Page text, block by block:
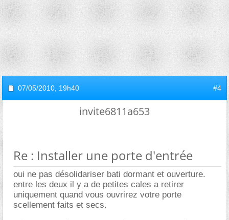
07/05/2010, 19h40 #4
invite6811a653
Re : Installer une porte d'entrée
oui ne pas désolidariser bati dormant et ouverture.
entre les deux il y a de petites cales a retirer
uniquement quand vous ouvrirez votre porte
scellement faits et secs.